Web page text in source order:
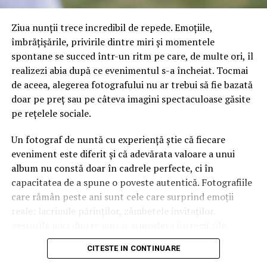
Rezultatele au demonstrat că aproape 8 din 10 pacienți
(77,3%) care au început tratamentul având o funcție
fizică limitată au obținut îmbunătățiri clinice
semnificative ale scorurilor funcționale, comparativ cu
doar 42,9% în grupul placebo. Aceste scoruri reflectă
capacitatea pacienților de a realiza activități de rutină,
cum ar fi aplecarea, statul în picioare fără disconfort și
menținerea unui nivel constant de activitate fizică.
„Datele subliniază acum și îmbunătățirile tangibile pe
care oamenii le experimentează în viața de zi cu zi.
Abilitatea de a sta în picioare sau de a te apleca este
profund afectată de obezitate, iar îmbunătățirea acestor
capacități confirmă beneficiile clinice extinse ale pastilei
Wegovy”, a punctat Martin Holst Lange, director
Comparația cu Orforglipron: Eficacitate și
tolerabilitate
Ziua nunții trece incredibil de repede. Emoțiile,
îmbrățișările, privirile dintre miri și momentele
spontane se succed într-un ritm pe care, de multe ori, îl
realizezi abia după ce evenimentul s-a încheiat. Tocmai
de aceea, alegerea fotografului nu ar trebui să fie bazată
doar pe preț sau pe câteva imagini spectaculoase găsite
pe rețelele sociale.
Un fotograf de nuntă cu experiență știe că fiecare
eveniment este diferit și că adevărata valoare a unui
album nu constă doar în cadrele perfecte, ci în
capacitatea de a spune o poveste autentică. Fotografiile
care rămân peste ani sunt cele care surprind emoții
reale: lacrimile părinților, zâmbetele invitaților,
În ultimii ani, stilul documentar a devenit tot mai
CITESTE IN CONTINUARE